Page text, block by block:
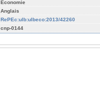
Economie
Anglais
RePEc:ulb:ulbeco:2013/42260
cnp-0144